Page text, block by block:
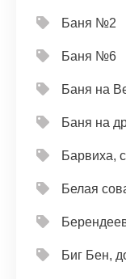
Баня №2
Баня №6
Баня на
Баня на
Барвиха,
Белая
Биг Бен,